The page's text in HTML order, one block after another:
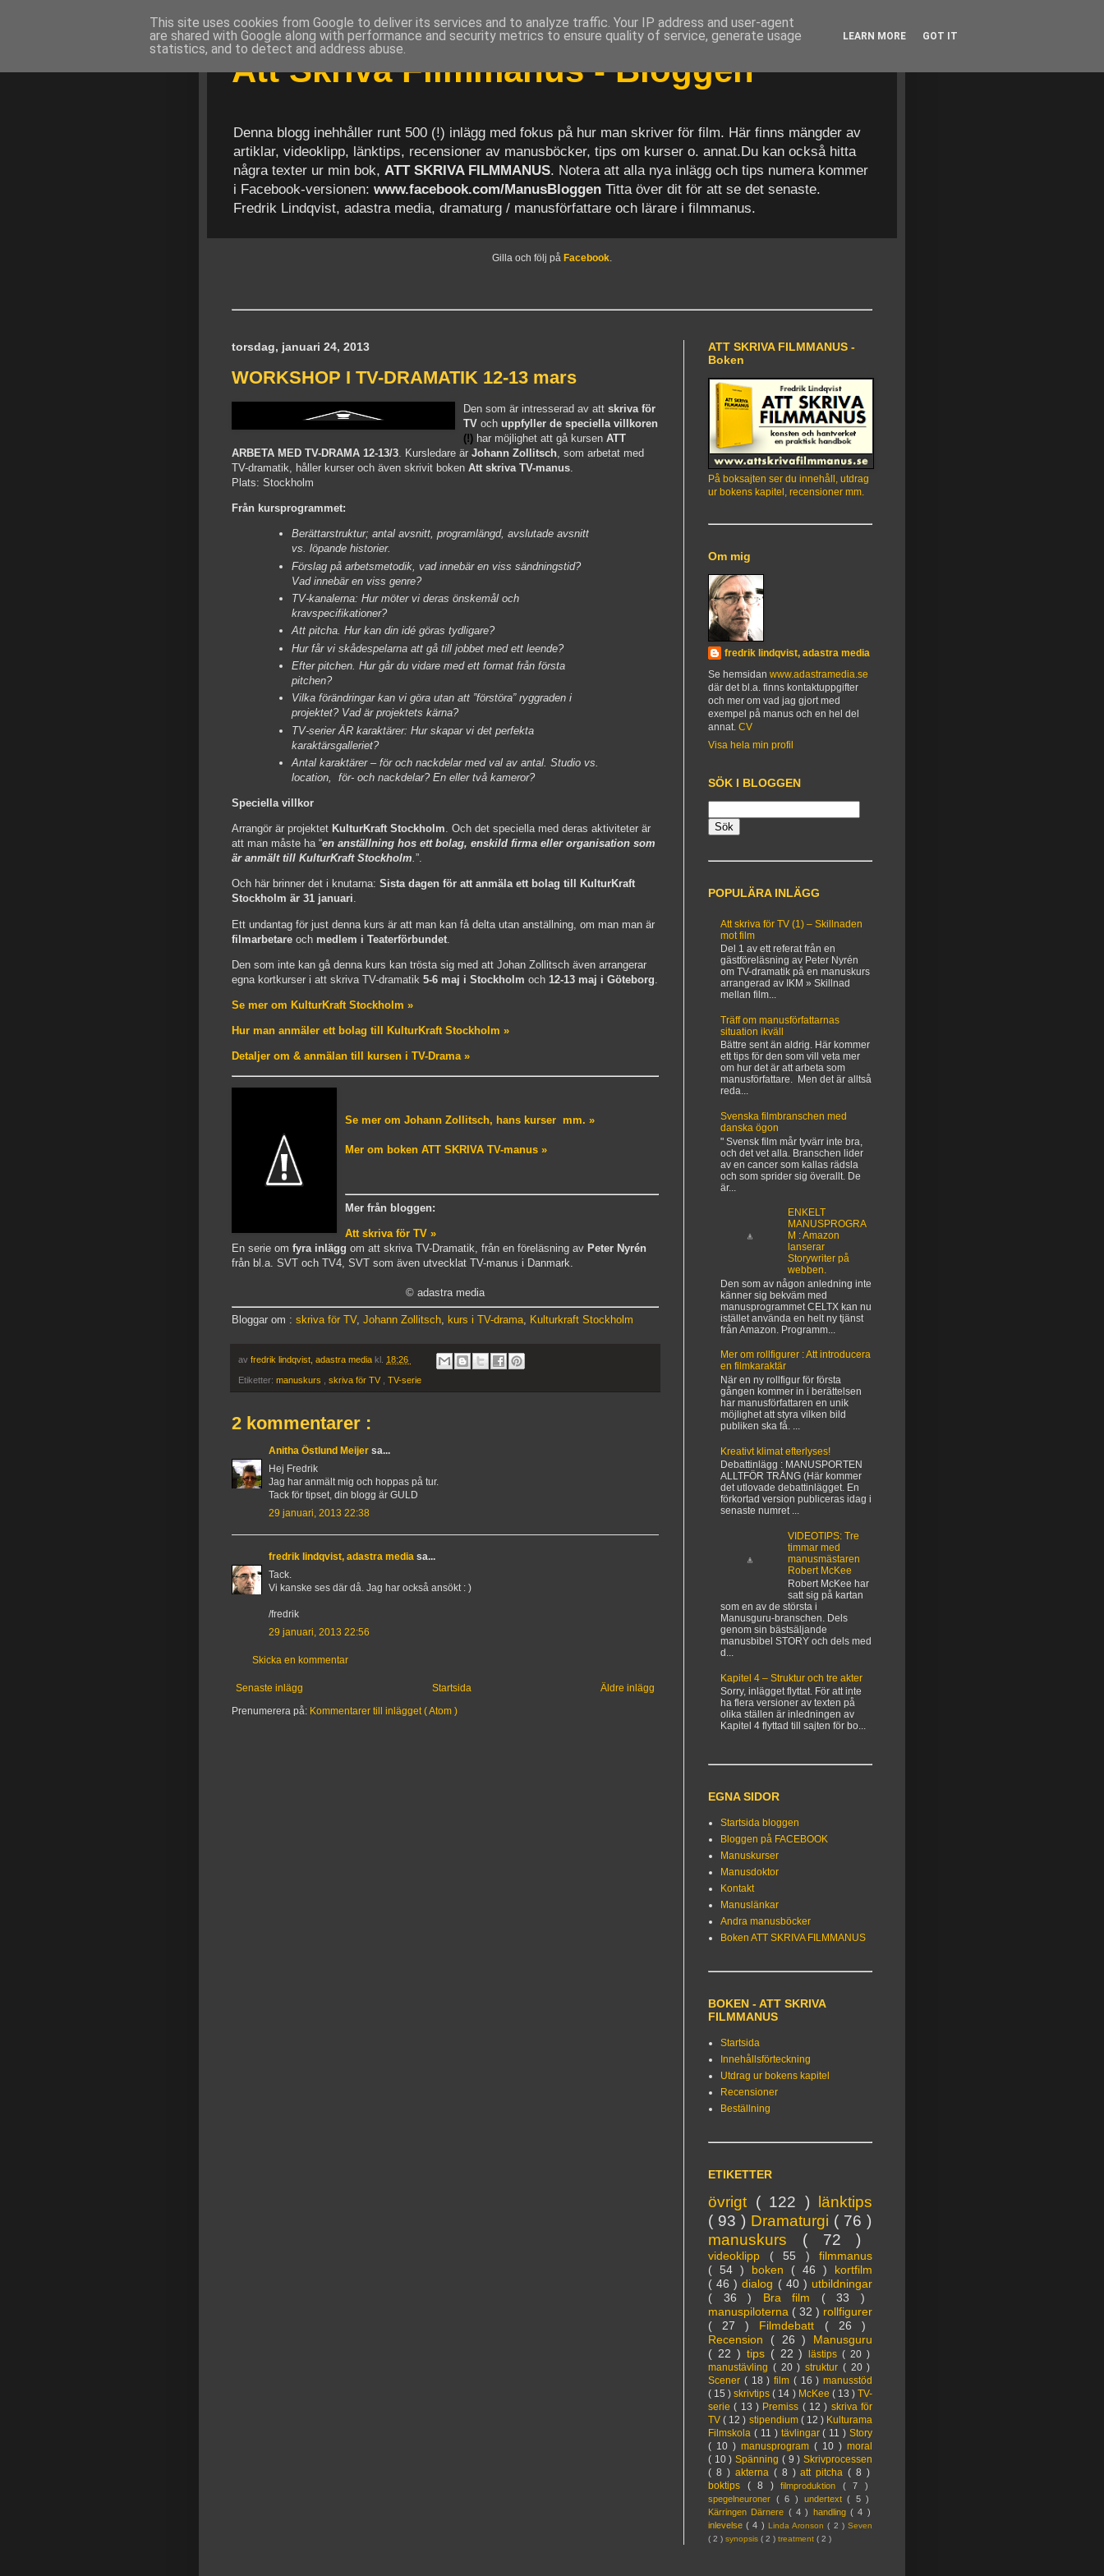
Att Skriva Filmmanus - Bloggen
Denna blogg inehhåller runt 500 (!) inlägg med fokus på hur man skriver för film. Här finns mängder av
artiklar, videoklipp, länktips, recensioner av manusböcker, tips om kurser o. annat.Du kan också hitta
några texter ur min bok, ATT SKRIVA FILMMANUS. Notera att alla nya inlägg och tips numera kommer
i Facebook-versionen: www.facebook.com/ManusBloggen Titta över dit för att se det senaste.
Fredrik Lindqvist, adastra media, dramaturg / manusförfattare och lärare i filmmanus.
Gilla och följ på Facebook.
torsdag, januari 24, 2013
WORKSHOP I TV-DRAMATIK 12-13 mars
Den som är intresserad av att skriva för
TV och uppfyller de speciella villkoren
(!) har möjlighet att gå kursen ATT
ARBETA MED TV-DRAMA 12-13/3. Kursledare är Johann Zollitsch, som arbetat med
TV-dramatik, håller kurser och även skrivit boken Att skriva TV-manus.
Plats: Stockholm
Från kursprogrammet:
Berättarstruktur; antal avsnitt, programlängd, avslutade avsnitt
vs. löpande historier.
Förslag på arbetsmetodik, vad innebär en viss sändningstid?
Vad innebär en viss genre?
TV-kanalerna: Hur möter vi deras önskemål och
kravspecifikationer?
Att pitcha. Hur kan din idé göras tydligare?
Hur får vi skådespelarna att gå till jobbet med ett leende?
Efter pitchen. Hur går du vidare med ett format från första
pitchen?
Vilka förändringar kan vi göra utan att ”förstöra” ryggraden i
projektet? Vad är projektets kärna?
TV-serier ÄR karaktärer: Hur skapar vi det perfekta
karaktärsgalleriet?
Antal karaktärer – för och nackdelar med val av antal. Studio vs.
location, för- och nackdelar? En eller två kameror?
Speciella villkor
Arrangör är projektet KulturKraft Stockholm. Och det speciella med deras aktiviteter är
att man måste ha “en anställning hos ett bolag, enskild firma eller organisation som
är anmält till KulturKraft Stockholm.”.
Och här brinner det i knutarna: Sista dagen för att anmäla ett bolag till KulturKraft
Stockholm är 31 januari.
Ett undantag för just denna kurs är att man kan få delta utan anställning, om man man är
filmarbetare och medlem i Teaterförbundet
Den som inte kan gå denna kurs kan trösta sig med att Johan Zollitsch även arrangerar
egna kortkurser i att skriva TV-dramatik 5-6 maj i Stockholm och 12-13 maj i Göteborg
Se mer om KulturKraft Stockholm »
Hur man anmäler ett bolag till KulturKraft Stockholm »
Detaljer om & anmälan till kursen i TV-Drama »
Se mer om Johann Zollitsch, hans kurser mm. »
Mer om boken ATT SKRIVA TV-manus »
Mer från bloggen:
Att skriva för TV »
En serie om fyra inlägg om att skriva TV-Dramatik, från en föreläsning av Peter Nyrén
från bl.a. SVT och TV4, SVT som även utvecklat TV-manus i Danmark.
© adastra media
Bloggar om : skriva för TV, Johann Zollitsch, kurs i TV-drama, Kulturkraft Stockholm
av fredrik lindqvist, adastra media kl. 18:26
Etiketter: manuskurs skriva för TV TV-serie
2 kommentarer :
Anitha Östlund Meijer sa...
Hej Fredrik
Jag har anmält mig och hoppas på tur.
Tack för tipset, din blogg är GULD
29 januari, 2013 22:38
fredrik lindqvist, adastra media sa...
Tack.
Vi kanske ses där då. Jag har också ansökt : )
/fredrik
29 januari, 2013 22:56
Skicka en kommentar
Senaste inlägg Äldre inlägg
Startsida
Prenumerera på: Kommentarer till inlägget ( Atom )
ATT SKRIVA FILMMANUS -
Boken
På boksajten ser du innehåll, utdrag
ur bokens kapitel, recensioner mm.
Om mig
fredrik lindqvist, adastra media
Se hemsidan www.adastramedia.se
där det bl.a. finns kontaktuppgifter
och mer om vad jag gjort med
exempel på manus och en hel del
annat. CV
Visa hela min profil
SÖK I BLOGGEN
POPULÄRA INLÄGG
Att skriva för TV (1) – Skillnaden
mot film
Del 1 av ett referat från en
gästföreläsning av Peter Nyrén
om TV-dramatik på en manuskurs
arrangerad av IKM » Skillnad
mellan film...
Träff om manusförfattarnas
situation ikväll
Bättre sent än aldrig. Här kommer
ett tips för den som vill veta mer
om hur det är att arbeta som
manusförfattare. Men det är alltså
reda...
Svenska filmbranschen med
danska ögon
" Svensk film mår tyvärr inte bra,
och det vet alla. Branschen lider
av en cancer som kallas rädsla
och som sprider sig överallt. De
är...
ENKELT
MANUSPROGRA
M : Amazon
lanserar
Storywriter på
webben.
Den som av någon anledning inte
känner sig bekväm med
manusprogrammet CELTX kan nu
istället använda en helt ny tjänst
från Amazon. Programm...
Mer om rollfigurer : Att introducera
en filmkaraktär
När en ny rollfigur för första
gången kommer in i berättelsen
har manusförfattaren en unik
möjlighet att styra vilken bild
publiken ska få. ...
Kreativt klimat efterlyses!
Debattinlägg : MANUSPORTEN
ALLTFÖR TRÅNG (Här kommer
det utlovade debattinlägget. En
förkortad version publiceras idag i
senaste numret ...
VIDEOTIPS: Tre
timmar med
manusmästaren
Robert McKee
Robert McKee har
satt sig på kartan
som en av de största i
Manusguru-branschen. Dels
genom sin bästsäljande
manusbibel STORY och dels med
d...
Kapitel 4 – Struktur och tre akter
Sorry, inlägget flyttat. För att inte
ha flera versioner av texten på
olika ställen är inledningen av
Kapitel 4 flyttad till sajten för bo...
EGNA SIDOR
Startsida bloggen
Bloggen på FACEBOOK
Manuskurser
Manusdoktor
Kontakt
Manuslänkar
Andra manusböcker
Boken ATT SKRIVA FILMMANUS
BOKEN - ATT SKRIVA
FILMMANUS
Startsida
Innehållsförteckning
Utdrag ur bokens kapitel
Recensioner
Beställning
ETIKETTER
övrigt ( 122 ) länktips
( 93 ) Dramaturgi ( 76 )
manuskurs ( 72 )
videoklipp ( 55 ) filmmanus
( 54 ) boken ( 46 ) kortfilm
( 46 )dialog ( 40 ) utbildningar
( 36 ) Bra film ( 33 )
manuspiloterna ( 32 ) rollfigurer
( 27 ) Filmdebatt ( 26 )
Recension ( 26 ) Manusguru
( 22 ) tips ( 22 )lästips( 20 )
manustävling ( 20 ) struktur ( 20 )
Scener ( 18 ) film ( 16 ) manusstöd
( 15 )skrivtips( 14 ) McKee ( 13 )TV-
serie( 13 ) Premiss ( 12 ) skriva för
TV( 12 ) stipendium ( 12 ) Kulturama
Filmskola ( 11 ) tävlingar( 11 ) Story
( 10 ) manusprogram ( 10 ) moral
( 10 )Spänning ( 9 )Skrivprocessen
( 8 ) akterna ( 8 )att pitcha( 8 )
boktips ( 8 ) filmproduktion ( 7 )
spegelneuroner ( 6 ) undertext( 5 )
Kärringen Därnere ( 4 ) handling( 4 )
inlevelse( 4 ) Linda Aronson( 2 )Seven
( 2 ) synopsis ( 2 ) treatment ( 2 )
This site uses cookies from Google to deliver its services and to analyze traffic. Your IP address and user-agent
are shared with Google along with performance and security metrics to ensure quality of service, generate usage
statistics, and to detect and address abuse.
LEARN MORE GOT IT